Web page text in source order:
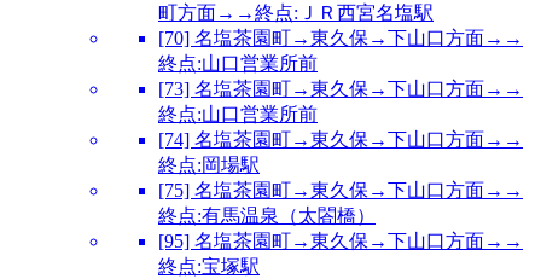
町方面→→終点:ＪＲ西宮名塩駅
[70] 名塩茶園町→東久保→下山口方面→→
終点:山口営業所前
[73] 名塩茶園町→東久保→下山口方面→→
終点:山口営業所前
[74] 名塩茶園町→東久保→下山口方面→→
終点:岡場駅
[75] 名塩茶園町→東久保→下山口方面→→
終点:有馬温泉（太閤橋）
[95] 名塩茶園町→東久保→下山口方面→→
終点:宝塚駅